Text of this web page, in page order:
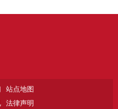
站点地图
法律声明